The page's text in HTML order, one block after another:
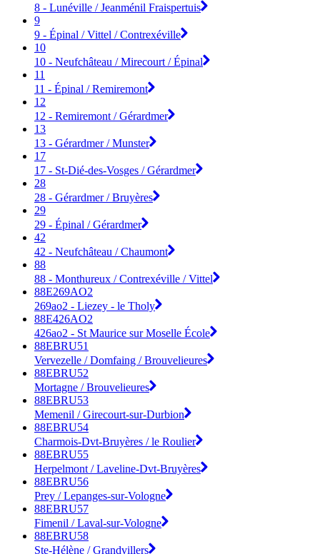
8 - Lunéville / Jeanménil Fraispertuis
9
9 - Épinal / Vittel / Contrexéville
10
10 - Neufchâteau / Mirecourt / Épinal
11
11 - Épinal / Remiremont
12
12 - Remiremont / Gérardmer
13
13 - Gérardmer / Munster
17
17 - St-Dié-des-Vosges / Gérardmer
28
28 - Gérardmer / Bruyères
29
29 - Épinal / Gérardmer
42
42 - Neufchâteau / Chaumont
88
88 - Monthureux / Contrexéville / Vittel
88E269AO2
269ao2 - Liezey - le Tholy
88E426AO2
426ao2 - St Maurice sur Moselle École
88EBRU51
Vervezelle / Domfaing / Brouvelieures
88EBRU52
Mortagne / Brouvelieures
88EBRU53
Memenil / Girecourt-sur-Durbion
88EBRU54
Charmois-Dvt-Bruyères / le Roulier
88EBRU55
Herpelmont / Laveline-Dvt-Bruyères
88EBRU56
Prey / Lepanges-sur-Vologne
88EBRU57
Fimenil / Laval-sur-Vologne
88EBRU58
Ste-Hélène / Grandvillers